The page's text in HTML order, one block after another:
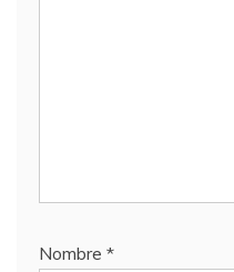
Nombre *